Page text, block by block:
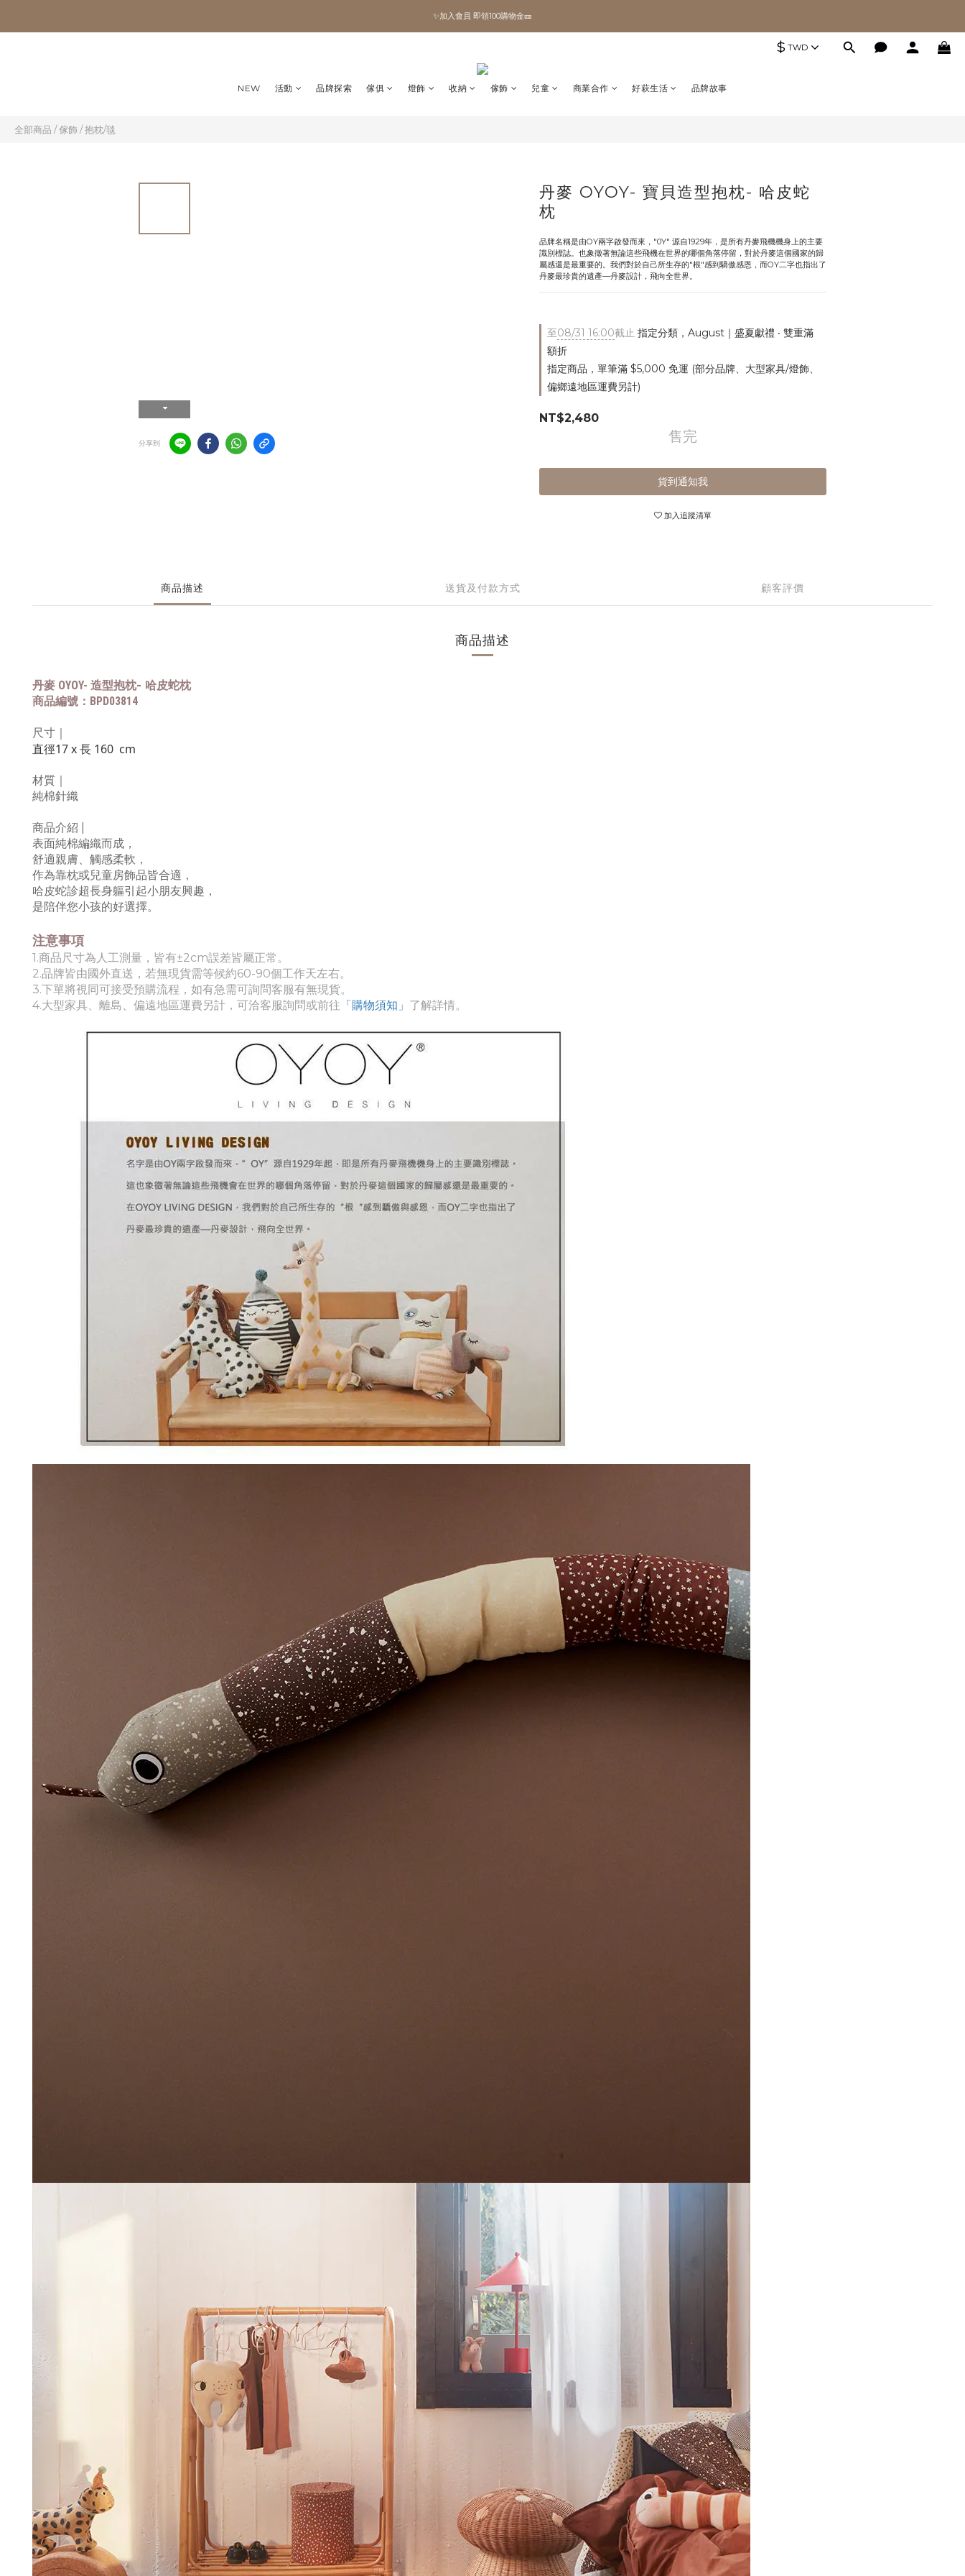
✨加入會員 即領100購物金🎫
✨加入會員 即領100購物金🎫
$ TWD
NEW 活動 品牌探索 傢俱 燈飾 收納 傢飾 兒童 商業合作 好萩生活 品牌故事
全部商品 /傢飾 /抱枕/毯
分享到
丹麥 OYOY- 寶⾙造型抱枕- 哈⽪蛇
枕
品牌名稱是由OY兩字啟發而來，"0Y" 源自1929年，是所有丹麥飛機機身上的主要
識別標誌。也象徵著無論這些飛機在世界的哪個角落停留，對於丹麥這個國家的歸
屬感還是最重要的。我們對於自己所生存的"根"感到驕傲感恩，而OY二字也指出了
丹麥最珍貴的遺產—丹麥設計，飛向全世界。
至08/31 16:00截止 指定分類，August｜盛夏獻禮 ‧ 雙重滿
額折
指定商品，單筆滿 $5,000 免運 (部分品牌、大型家具/燈飾、
偏鄉遠地區運費另計)
NT$2,480
售完
貨到通知我
加入追蹤清單
商品描述 送貨及付款方式 顧客評價
商品描述
丹麥 OYOY- 造型抱枕- 哈⽪蛇枕
商品編號：BPD03814
尺寸｜
直徑17 x 長 160 cm
材質｜
純棉針織
商品介紹 |
表面純棉編織而成，
舒適親膚、觸感柔軟，
作為靠枕或兒童房飾品皆合適 ，
哈皮蛇診超長身軀引起小朋友興趣 ，
是陪伴您小孩的好選擇。
注意事項
1.商品尺寸為人工測量，皆有±2cm誤差皆屬正常。
2.品牌皆由國外直送，若無現貨需等候約60-90個工作天左右。
3.下單將視同可接受預購流程，如有急需可詢問客服有無現貨。
4.大型家具、離島、偏遠地區運費另計，可洽客服詢問或前往 「購物須知」 了解詳情。